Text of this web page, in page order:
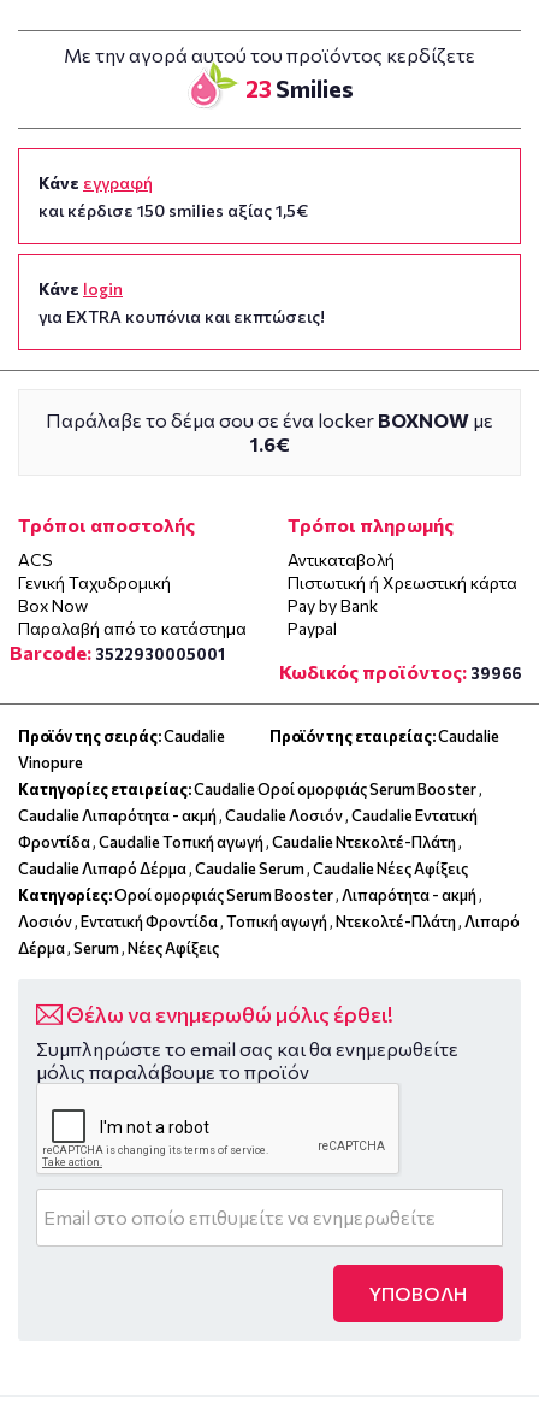
Με την αγορά αυτού του προϊόντος κερδίζετε
23 Smilies
Κάνε εγγραφή
και κέρδισε 150 smilies αξίας 1,5€
Κάνε login
για EXTRA κουπόνια και εκπτώσεις!
Παράλαβε το δέμα σου σε ένα locker BOXNOW με
1.6€
Τρόποι αποστολής
ACS
Γενική Ταχυδρομική
Box Now
Παραλαβή από το κατάστημα
Τρόποι πληρωμής
Αντικαταβολή
Πιστωτική ή Χρεωστική κάρτα
Pay by Bank
Paypal
Barcode: 3522930005001
Κωδικός προϊόντος: 39966
Προϊόν της σειράς:Caudalie
Vinopure
Προϊόν της εταιρείας:Caudalie
Κατηγορίες εταιρείας:Caudalie Οροί ομορφιάς Serum Booster,
Caudalie Λιπαρότητα - ακμή,Caudalie Λοσιόν,Caudalie Εντατική
Φροντίδα,Caudalie Τοπική αγωγή,Caudalie Ντεκολτέ-Πλάτη,
Caudalie Λιπαρό Δέρμα,Caudalie Serum,Caudalie Νέες Αφίξεις
Κατηγορίες:Οροί ομορφιάς Serum Booster,Λιπαρότητα - ακμή,
Λοσιόν,Εντατική Φροντίδα,Τοπική αγωγή,Ντεκολτέ-Πλάτη,Λιπαρό
Δέρμα,Serum,Νέες Αφίξεις
Θέλω να ενημερωθώ μόλις έρθει!
Συμπληρώστε το email σας και θα ενημερωθείτε
μόλις παραλάβουμε το προϊόν
ΥΠΟΒΟΛΗ